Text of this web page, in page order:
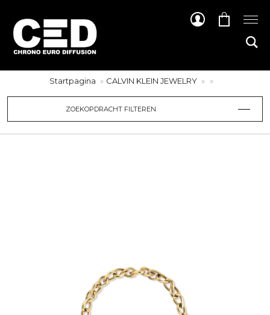
Startpagina CALVIN KLEIN JEWELRY
ZOEKOPDRACHT FILTEREN